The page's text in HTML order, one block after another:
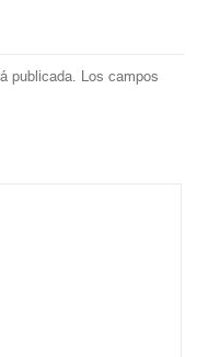
publicada. Los campos